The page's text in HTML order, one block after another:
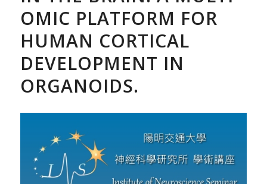
OMIC PLATFORM FOR
HUMAN CORTICAL
DEVELOPMENT IN
ORGANOIDS.